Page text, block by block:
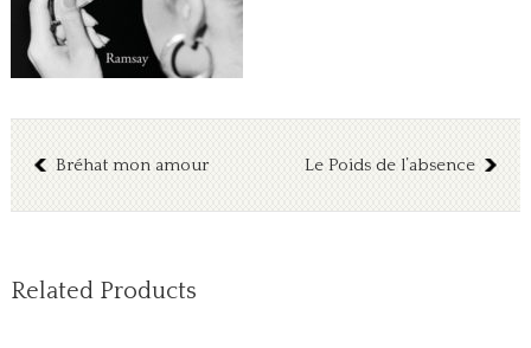
Bréhat mon amour Le Poids de l’absence
Related Products